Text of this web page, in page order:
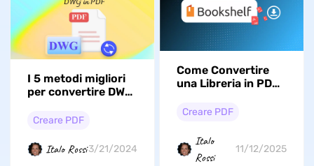
I 5 metodi migliori
per convertire DWG
Creare PDF
Italo Rossi3/21/2024
Come Convertire
una Libreria in PDF?
Creare PDF
Italo
Rossi
11/12/2025